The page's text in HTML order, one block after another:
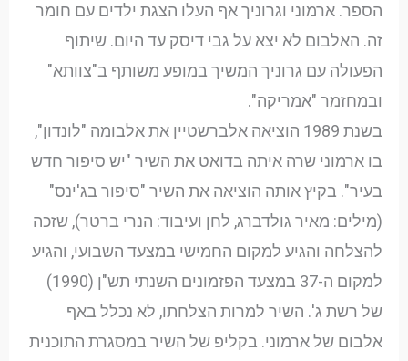
הספר. ארמוני וגרוניך אף העלו הצגת ילדים עם חומר
זה. האלבום לא יצא על גבי דיסק עד היום. שיתוף
הפעולה עם גרוניך המשיך במופע משותף ב"צוותא"
ובמחזמר "אמריקה".
בשנת 1989 הוציאה אלברשטיין את אלבומה "לונדון",
בו ארמוני שרה איתה בדואט את השיר "יש סיפור חדש
בעיר". בקיץ אותה הוציאה את השיר "סיפור בג'ינס"
(מילים: מאיר גולדברג, לחן ועיבוד: הנרי ברטר), שזכה
להצלחה והגיע למקום החמישי במצעד השבועי, והגיע
למקום ה-37 במצעד הפזמונים השנתי תש"ן (1990)
של רשת ג'. השיר למרות הצלחתו, לא נכלל באף
אלבום של ארמוני. בקליפ של השיר במסגרת התוכנית